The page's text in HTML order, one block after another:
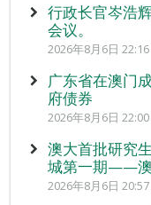
行政长官岑浩
会议。
2026年8月6日 22:16
广东省在澳门
府债券
2026年8月6日 22:00
澳大首批研究
城第一期——澳
2026年8月6日 20:57